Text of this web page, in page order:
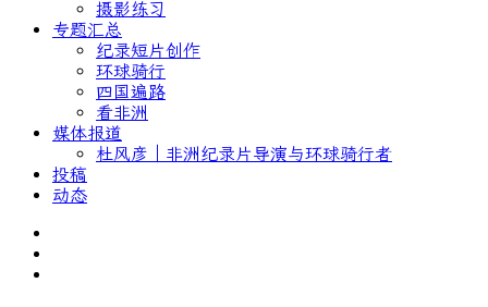
摄影练习
专题汇总
纪录短片创作
环球骑行
四国遍路
看非洲
媒体报道
杜风彦｜非洲纪录片导演与环球骑行者
投稿
动态